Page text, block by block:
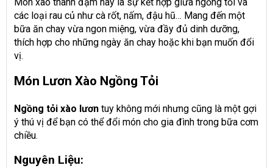
các loại rau củ như cà rốt, nấm, đậu hũ… Mang đến một
bữa ăn chay vừa ngon miệng, vừa đầy đủ dinh dưỡng,
thích hợp cho những ngày ăn chay hoặc khi bạn muốn đổi
vị.
Món Lươn Xào Ngồng Tỏi
Ngồng tỏi xào lươn tuy không mới nhưng cũng là một gợi
ý thú vị để bạn có thể đổi món cho gia đình trong bữa cơm
chiều.
Nguyên Liệu: